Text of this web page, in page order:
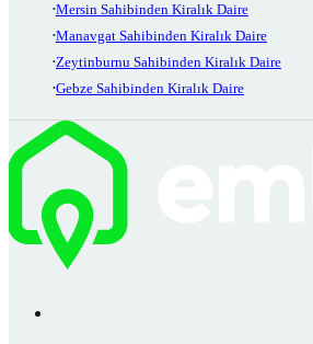
Mersin Sahibinden Kiralık Daire
Manavgat Sahibinden Kiralık Daire
Zeytinburnu Sahibinden Kiralık Daire
Gebze Sahibinden Kiralık Daire